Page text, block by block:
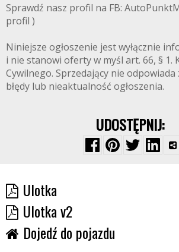
Sprawdź nasz profil na FB:
profil )
Niniejsze ogłoszenie jest wyłącznie
i nie stanowi oferty w myśl art. 66, § 1.
Cywilnego. Sprzedający nie
błędy lub nieaktualność ogłoszenia.
UDOSTĘPNIJ:
Ulotka
Ulotka v2
Dojedź do pojazdu